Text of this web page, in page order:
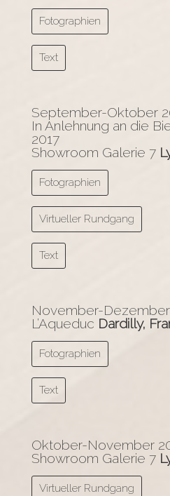
Fotographien
Text
September-Oktober
In Anlehnung an die
2017
Showroom Galerie 7
Fotographien
Virtueller Rundgang
Text
November-
L’Aqueduc Dardilly,
Fotographien
Text
Oktober-November
Showroom Galerie 7
Virtueller Rundgang